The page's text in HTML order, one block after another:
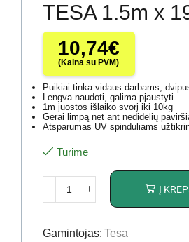
TESA 1.5m x
10,74€
(Kaina su PVM)
Puikiai tinka vidaus darbams,
Lengva naudoti, galima pjaustyti
1m juostos išlaiko svorį iki 10kg
Gerai limpą net ant nedidelių
Atsparumas UV spinduliams
Turime
Į
Gamintojas: Tesa